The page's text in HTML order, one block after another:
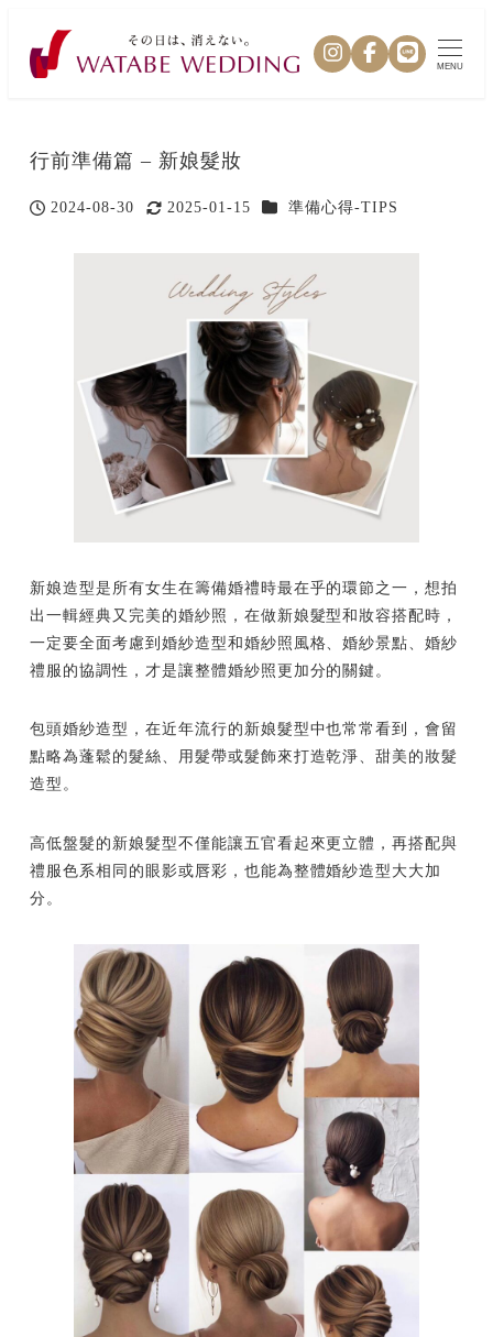
MENU
行前準備篇 – 新娘髮妝
投稿日
2024-08-30
更新日
2025-01-15 カテゴリー
準備心得-TIPS
新娘造型是所有女生在籌備婚禮時最在乎的環節之一，想拍
出一輯經典又完美的婚紗照，在做新娘髮型和妝容搭配時，
一定要全面考慮到婚紗造型和婚紗照風格、婚紗景點、婚紗
禮服的協調性，才是讓整體婚紗照更加分的關鍵。
包頭婚紗造型，在近年流行的新娘髮型中也常常看到，會留
點略為蓬鬆的髮絲、用髮帶或髮飾來打造乾淨、甜美的妝髮
造型。
高低盤髮的新娘髮型不僅能讓五官看起來更立體，再搭配與
禮服色系相同的眼影或唇彩，也能為整體婚紗造型大大加
分。